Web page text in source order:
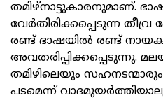
തമിഴ്‌നാട്ടുകാരനുമാണ്.
വേർതിരിക്കപ്പെടുന്ന
രണ്ട് ഭാഷയിൽ രണ്ട്
അവതരിപ്പിക്കപ്പെടുന്നു.
തമിഴിലെയും
പടമെന്ന്